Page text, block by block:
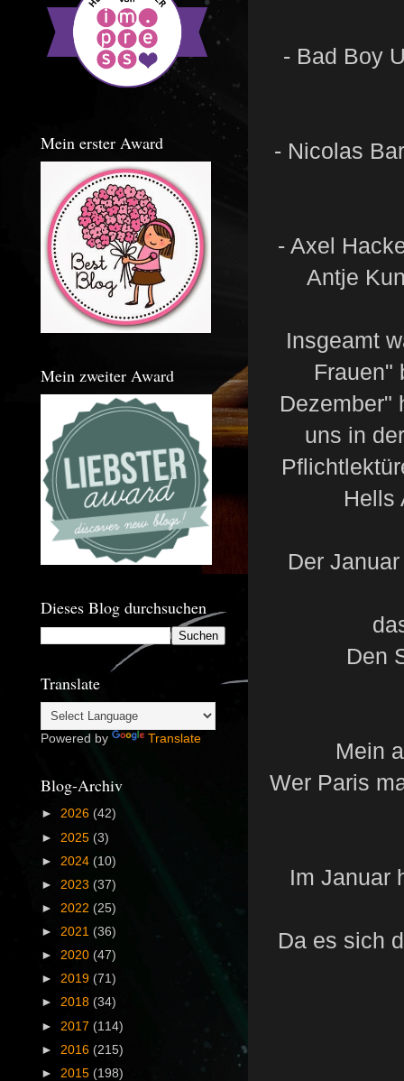
- Bad Boy
- Nicolas
- Axel
Antje
Insgeamt
Frauen"
Dezember"
uns in
Hells
Der
Den
Mein
Wer Paris
Im Januar
Da es sich
Mein erster Award
Mein zweiter Award
Dieses Blog durchsuchen
Translate
Powered by Translate
Blog-Archiv
► 2026 (42)
► 2025 (3)
► 2024 (10)
► 2023 (37)
► 2022 (25)
► 2021 (36)
► 2020 (47)
► 2019 (71)
► 2018 (34)
► 2017 (114)
► 2016 (215)
► 2015 (198)